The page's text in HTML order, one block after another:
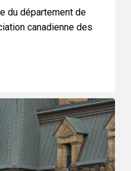
du département de
canadienne des